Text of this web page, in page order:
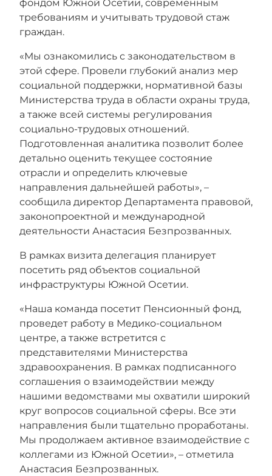
фондом Южной Осетии, современным
требованиям и учитывать трудовой стаж
граждан.
«Мы ознакомились с законодательством в
этой сфере. Провели глубокий анализ мер
социальной поддержки, нормативной базы
Министерства труда в области охраны труда,
а также всей системы регулирования
социально-трудовых отношений.
Подготовленная аналитика позволит более
детально оценить текущее состояние
отрасли и определить ключевые
направления дальнейшей работы», –
сообщила директор Департамента правовой,
законопроектной и международной
деятельности Анастасия Безпрозванных.
В рамках визита делегация планирует
посетить ряд объектов социальной
инфраструктуры Южной Осетии.
«Наша команда посетит Пенсионный фонд,
проведет работу в Медико-социальном
центре, а также встретится с
представителями Министерства
здравоохранения. В рамках подписанного
соглашения о взаимодействии между
нашими ведомствами мы охватили широкий
круг вопросов социальной сферы. Все эти
направления были тщательно проработаны.
Мы продолжаем активное взаимодействие с
коллегами из Южной Осетии», – отметила
Анастасия Безпрозванных.